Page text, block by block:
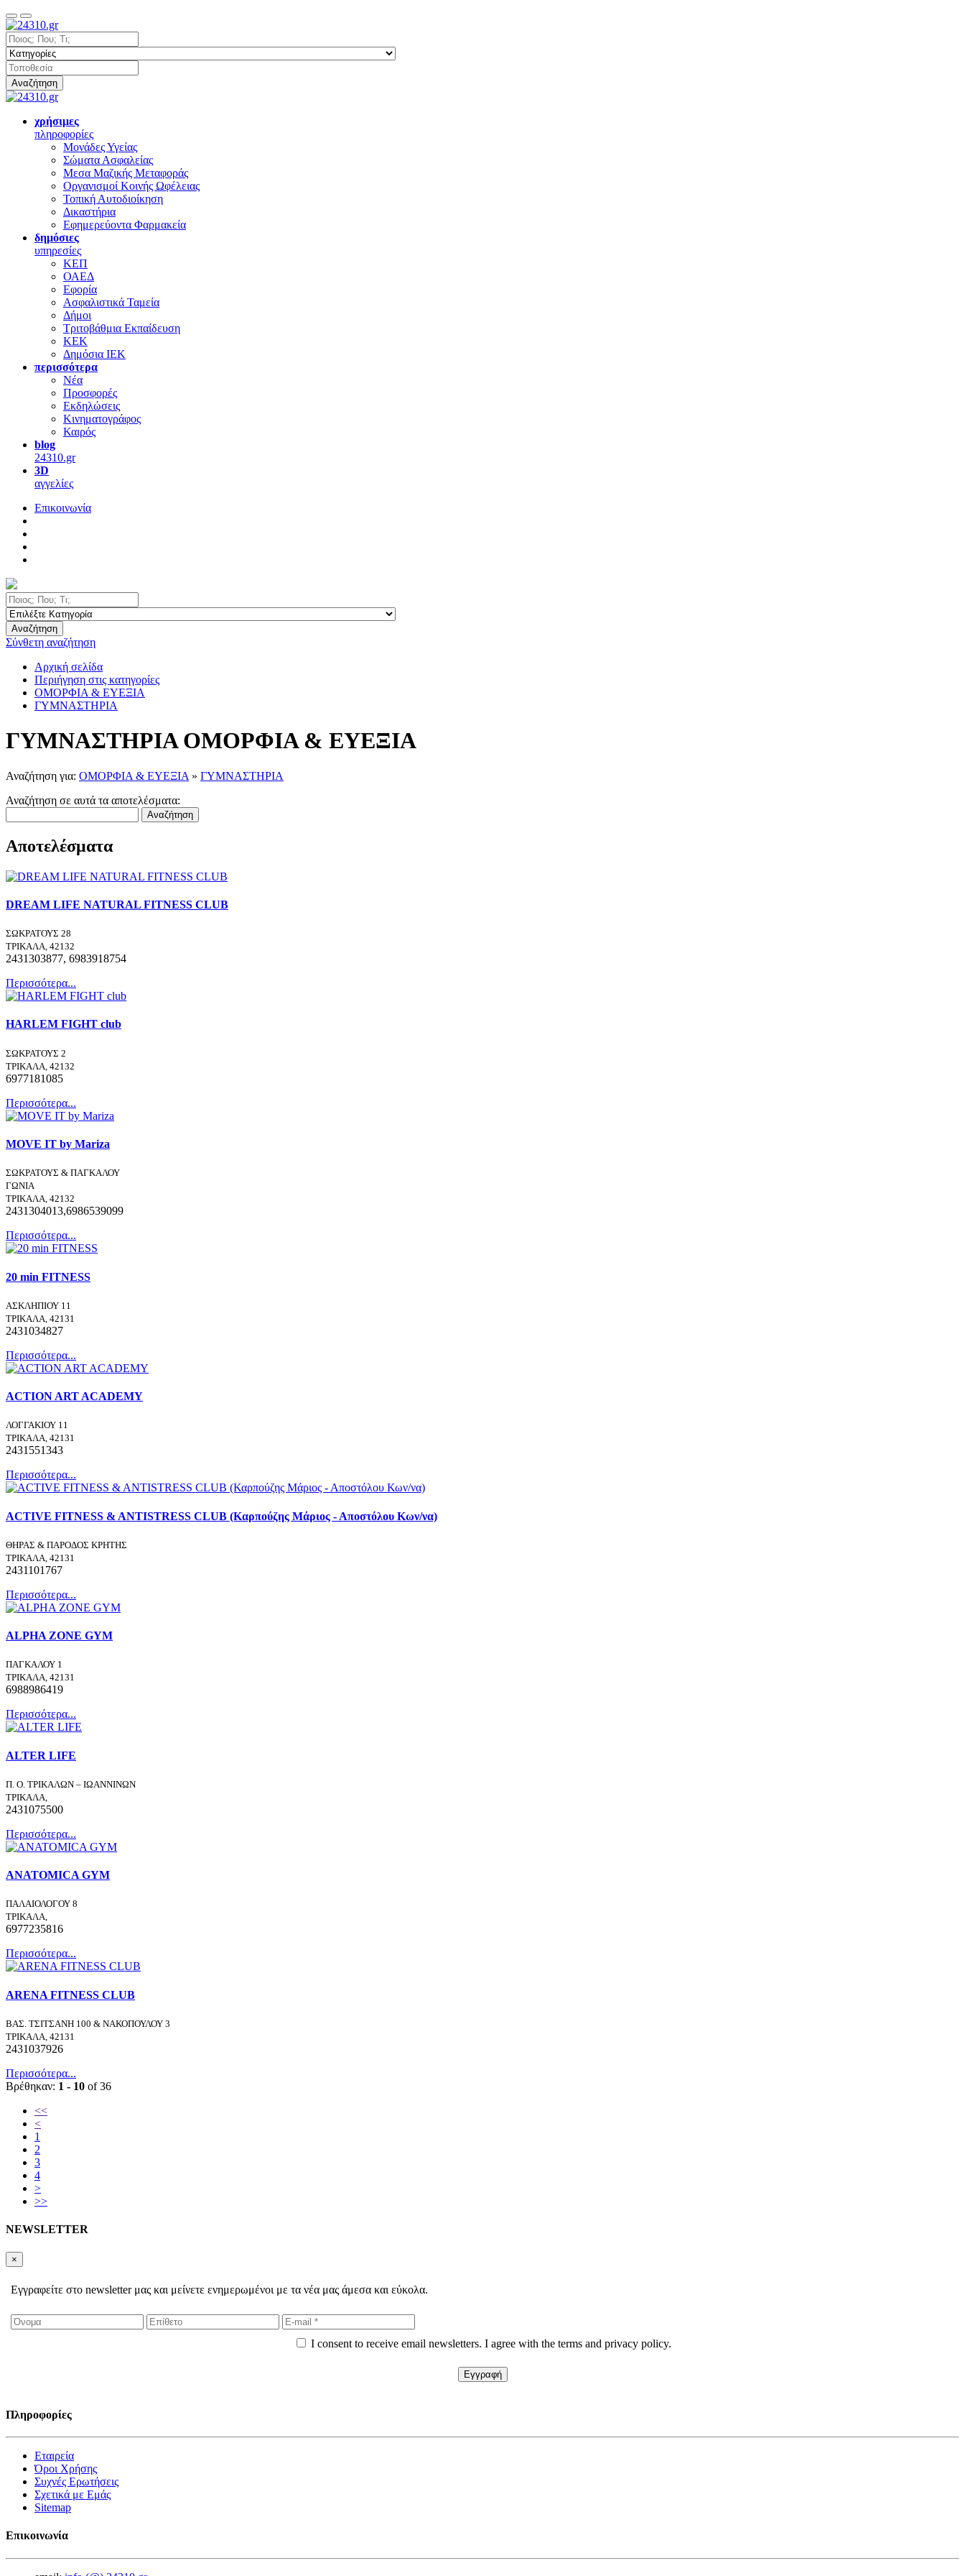
Αναζήτηση
χρήσιμες
πληροφορίες
Μονάδες Υγείας
Σώματα Ασφαλείας
Μεσα Μαζικής Μεταφοράς
Οργανισμοί Κοινής Ωφέλειας
Τοπική Αυτοδιοίκηση
Δικαστήρια
Εφημερεύοντα Φαρμακεία
δημόσιες
υπηρεσίες
ΚΕΠ
ΟΑΕΔ
Εφορία
Ασφαλιστικά Ταμεία
Δήμοι
Τριτοβάθμια Εκπαίδευση
ΚΕΚ
Δημόσια ΙΕΚ
περισσότερα
Νέα
Προσφορές
Εκδηλώσεις
Κινηματογράφος
Καιρός
blog
24310.gr
3D
αγγελίες
Επικοινωνία
Αναζήτηση
Σύνθετη αναζήτηση
Αρχική σελίδα
Περιήγηση στις κατηγορίες
ΟΜΟΡΦΙΑ & ΕΥΕΞΙΑ
ΓΥΜΝΑΣΤΗΡΙΑ
ΓΥΜΝΑΣΤΗΡΙΑ ΟΜΟΡΦΙΑ & ΕΥΕΞΙΑ
Αναζήτηση για: ΟΜΟΡΦΙΑ & ΕΥΕΞΙΑ » ΓΥΜΝΑΣΤΗΡΙΑ
Αναζήτηση σε αυτά τα αποτελέσματα:
Αναζήτηση
Αποτελέσματα
DREAM LIFE NATURAL FITNESS CLUB
ΣΩΚΡΑΤΟΥΣ 28
ΤΡΙΚΑΛΑ, 42132
2431303877, 6983918754
Περισσότερα...
HARLEM FIGHT club
ΣΩΚΡΑΤΟΥΣ 2
ΤΡΙΚΑΛΑ, 42132
6977181085
Περισσότερα...
MOVE IT by Mariza
ΣΩΚΡΑΤΟΥΣ & ΠΑΓΚΑΛΟΥ
ΓΩΝΙΑ
ΤΡΙΚΑΛΑ, 42132
2431304013,6986539099
Περισσότερα...
20 min FITNESS
ΑΣΚΛΗΠΙΟΥ 11
ΤΡΙΚΑΛΑ, 42131
2431034827
Περισσότερα...
ACTION ART ACADEMY
ΛΟΓΓΑΚΙΟΥ 11
ΤΡΙΚΑΛΑ, 42131
2431551343
Περισσότερα...
ACTIVE FITNESS & ANTISTRESS CLUB (Καρπούζης Μάριος - Αποστόλου Κων/να)
ΘΗΡΑΣ & ΠΑΡΟΔΟΣ ΚΡΗΤΗΣ
ΤΡΙΚΑΛΑ, 42131
2431101767
Περισσότερα...
ALPHA ZONE GYM
ΠΑΓΚΑΛΟΥ 1
ΤΡΙΚΑΛΑ, 42131
6988986419
Περισσότερα...
ALTER LIFE
Π. Ο. ΤΡΙΚΑΛΩΝ – ΙΩΑΝΝΙΝΩΝ
ΤΡΙΚΑΛΑ,
2431075500
Περισσότερα...
ANATOMICA GYM
ΠΑΛΑΙΟΛΟΓΟΥ 8
ΤΡΙΚΑΛΑ,
6977235816
Περισσότερα...
ARENA FITNESS CLUB
ΒΑΣ. ΤΣΙΤΣΑΝΗ 100 & ΝΑΚΟΠΟΥΛΟΥ 3
ΤΡΙΚΑΛΑ, 42131
2431037926
Περισσότερα...
Βρέθηκαν: 1 - 10 of 36
<<
<
1
2
3
4
>
>>
NEWSLETTER
×
Εγγραφείτε στο newsletter μας και μείνετε ενημερωμένοι με τα νέα μας άμεσα και εύκολα.
I consent to receive email newsletters. I agree with the terms and privacy policy.
Πληροφορίες
Εταιρεία
Όροι Χρήσης
Συχνές Ερωτήσεις
Σχετικά με Εμάς
Sitemap
Επικοινωνία